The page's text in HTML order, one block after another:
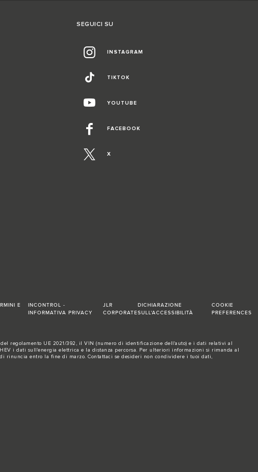
SEGUICI SU
INSTAGRAM
TIKTOK
YOUTUBE
FACEBOOK
X
E
INCONTROL -
INFORMATIVA PRIVACY
JLR
CORPORATE
DICHIARAZIONE
SULL'ACCESSIBILITÀ
COOKIE
PREFERENCES
regolamento UE 2021/392, il VIN (numero di identificazione dell'auto) e i dati relativi al
i dati sull'energia elettrica e la distanza percorsa. Per ulteriori informazioni si rimanda al
rinuncia entro la fine di marzo. Contattaci se desideri non condividere i tuoi dati,